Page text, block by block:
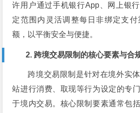
许用户通过手机银行App、网上银
定范围内灵活调整每日非绑定支
额，以平衡安全与便捷。
2. 跨境交易限制的核心要素与合
跨境交易限制是针对在境外实
站进行消费、取现等行为设定的专
于境内交易。核心限制要素通常包